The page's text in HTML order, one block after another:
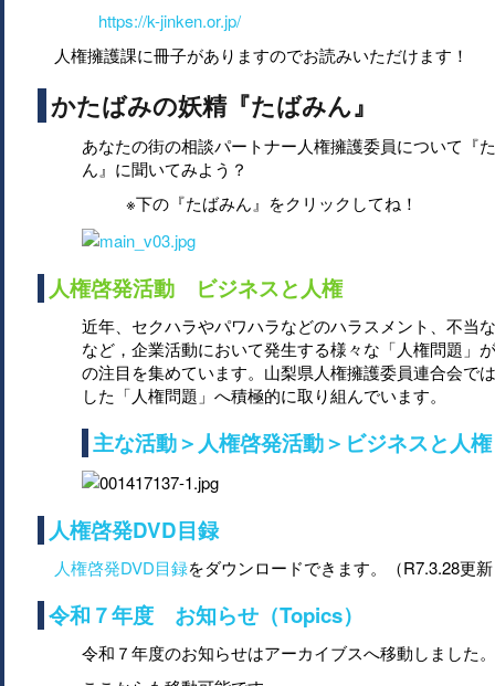
https://k-jinken.or.jp/
人権擁護課に冊子がありますのでお読みいただけます！
かたばみの妖精『たばみん』
あなたの街の相談パートナー人権擁護委員について『
ん』に聞いてみよう？
※下の『たばみん』をクリックしてね！
人権啓発活動 ビジネスと人権
近年、セクハラやパワハラなどのハラスメント、不当
など，企業活動において発生する様々な「人権問題」
の注目を集めています。山梨県人権擁護委員連合会で
した「人権問題」へ積極的に取り組んでいます。
主な活動＞人権啓発活動＞ビジネスと人権
人権啓発DVD目録
人権啓発DVD目録をダウンロードできます。（R7.3.28更
令和７年度 お知らせ（Topics）
令和７年度のお知らせはアーカイブスへ移動しました。